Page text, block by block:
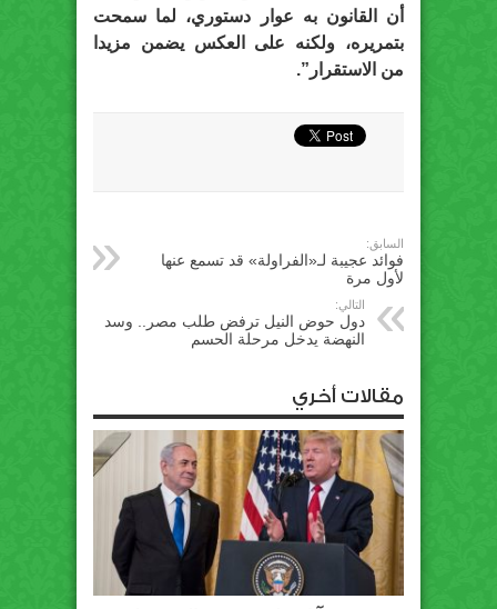
أن القانون به عوار دستوري، لما سمحت
بتمريره، ولكنه على العكس يضمن مزيدا
من الاستقرار”.
السابق:
فوائد عجيبة لـ«الفراولة» قد تسمع عنها
لأول مرة
التالي:
دول حوض النيل ترفض طلب مصر.. وسد
النهضة يدخل مرحلة الحسم
مقالات أخري